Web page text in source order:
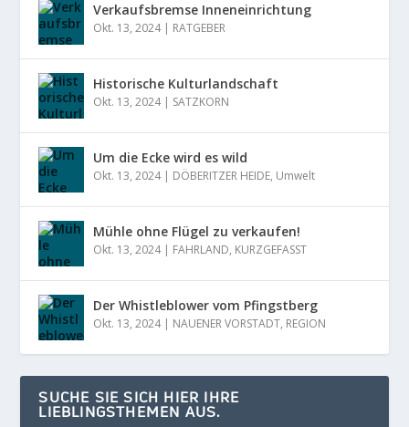
Verkaufsbremse Inneneinrichtung
Okt. 13, 2024| RATGEBER
Historische Kulturlandschaft
Okt. 13, 2024| SATZKORN
Um die Ecke wird es wild
Okt. 13, 2024| DÖBERITZER HEIDE, Umwelt
Mühle ohne Flügel zu verkaufen!
Okt. 13, 2024| FAHRLAND, KURZGEFASST
Der Whistleblower vom Pfingstberg
Okt. 13, 2024| NAUENER VORSTADT, REGION
SUCHE SIE SICH HIER IHRE
LIEBLINGSTHEMEN AUS.